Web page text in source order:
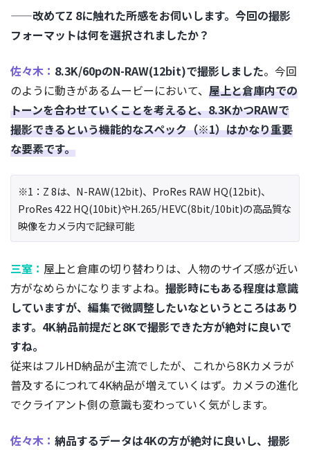
——改めてZ 8に触れた所感をお伺いします。今回の撮影
フォーマットは何を選択されましたか？
佐々木： 8.3K/60pのN-RAW(12bit)で撮影しました。今回
のように動きがあるムービーにおいて、 屋上と倉庫内での
トーンを合わせていくことを考えると、8.3KかつRAWで
撮影できるという機能的なスペック（※1）はかなり重要
な要素です。
※1：Z 8は、N-RAW(12bit)、ProRes RAW HQ(12bit)、
ProRes 422 HQ(10bit)やH.265/HEVC(8bit/10bit)の高品質な
映像をカメラ内で記録可能
三室： 屋上と倉庫の切り替わりは、人物のサイズ感が近い
方がなめらかになりますよね。 撮影時にもある程度は意識
していますが、編集で微調整したいなというところはあり
ます。4K納品前提だと8Kで撮影できた方が絶対に良いで
すね。
従来はフルHD納品が主流でしたが、これから8Kカメラが
普及するにつれて4K納品が増えていくはず。カメラの進化
でクライアント側の意識も変わっていく気がします。
佐々木： 納品するデータは4Kの方が絶対に良いし、撮影